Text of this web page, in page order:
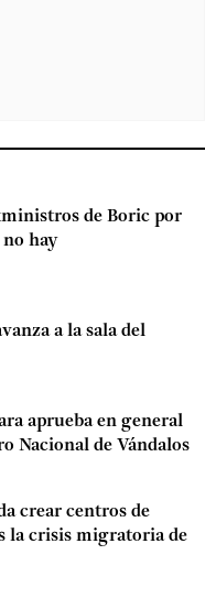
de Boric por
no hay
a la sala del
aprueba en general
Nacional de Vándalos
crear centros de
la crisis migratoria de